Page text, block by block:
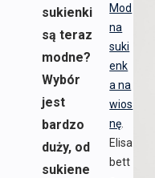
Mod
na
suki
enk
a na
wios
nę
Elisa
bett
sukienki
są teraz
modne?
Wybór
jest
bardzo
duży, od
sukiene